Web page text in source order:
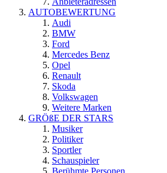
AUTOBEWERTUNG
Audi
BMW
Ford
Mercedes Benz
Opel
Renault
Skoda
Volkswagen
Weitere Marken
GRÖßE DER STARS
Musiker
Politiker
Sportler
Schauspieler
Berühmte Personen